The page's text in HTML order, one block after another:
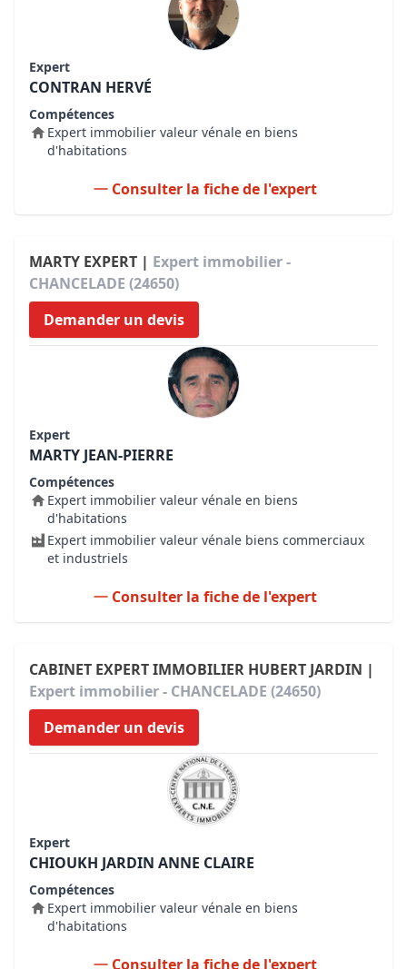
Expert
CONTRAN HERVÉ
Compétences
Expert immobilier valeur vénale en biens
d'habitations
Consulter la fiche de l'expert
MARTY EXPERT | Expert immobilier -
CHANCELADE (24650)
Demander un devis
Expert
MARTY JEAN-PIERRE
Compétences
Expert immobilier valeur vénale en biens
d'habitations
Expert immobilier valeur vénale biens commerciaux
et industriels
Consulter la fiche de l'expert
CABINET EXPERT IMMOBILIER HUBERT JARDIN |
Expert immobilier - CHANCELADE (24650)
Demander un devis
Expert
CHIOUKH JARDIN ANNE CLAIRE
Compétences
Expert immobilier valeur vénale en biens
d'habitations
Consulter la fiche de l'expert